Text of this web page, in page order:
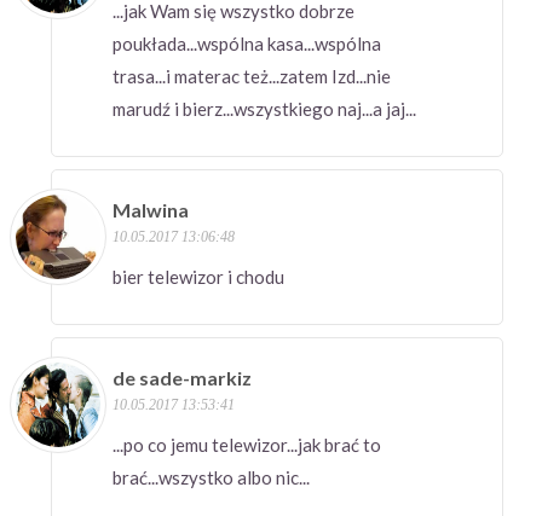
...jak Wam się wszystko dobrze
poukłada...wspólna kasa...wspólna
trasa...i materac też...zatem Izd...nie
marudź i bierz...wszystkiego naj...a jaj...
Malwina
10.05.2017 13:06:48
bier telewizor i chodu
de sade-markiz
10.05.2017 13:53:41
...po co jemu telewizor...jak brać to
brać...wszystko albo nic...